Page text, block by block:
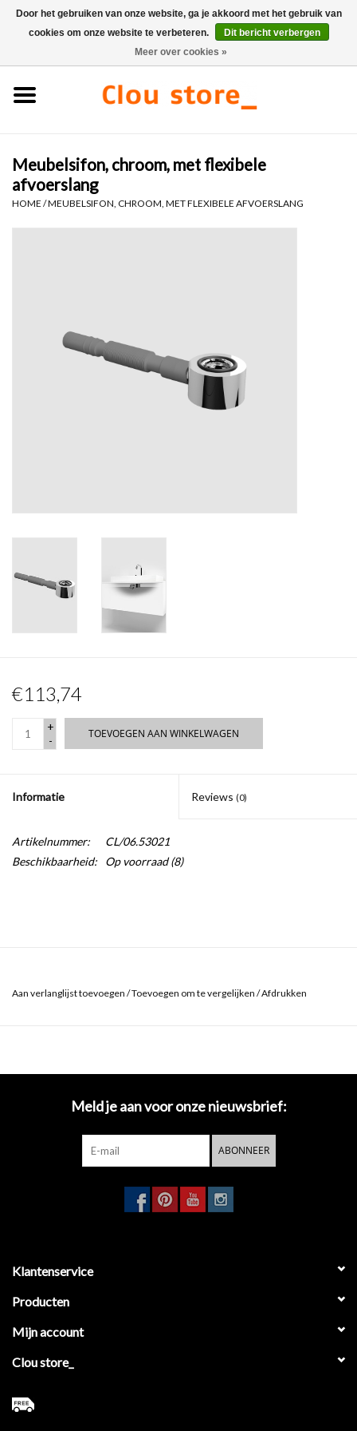
0 Artikelen - €0,00
Fonteinsets
Meubelsifon, chroom, met flexibele
afvoerslang
HOME /MEUBELSIFON, CHROOM, MET FLEXIBELE AFVOERSLANG
€113,74
+
-
TOEVOEGEN AAN WINKELWAGEN
Informatie Reviews (0)
Artikelnummer:
CL/06.53021
Beschikbaarheid:
Op voorraad(8)
Aan verlanglijst toevoegen /Toevoegen om te vergelijken /Afdrukken
Meld je aan voor onze nieuwsbrief:
ABONNEER
Klantenservice
Producten
Mijn account
Clou store_
Door het gebruiken van onze website, ga je akkoord met het gebruik van
cookies om onze website te verbeteren.
Dit bericht verbergen
Meer over cookies »